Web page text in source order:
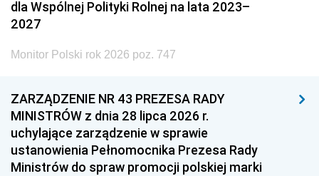
dla Wspólnej Polityki Rolnej na lata 2023–
2027
Monitor Polski rok 2026 poz. 747
ZARZĄDZENIE NR 43 PREZESA RADY
MINISTRÓW z dnia 28 lipca 2026 r.
uchylające zarządzenie w sprawie
ustanowienia Pełnomocnika Prezesa Rady
Ministrów do spraw promocji polskiej marki